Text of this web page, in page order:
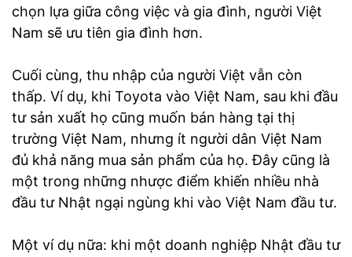
chọn lựa giữa công việc và gia đình, người Việt
Nam sẽ ưu tiên gia đình hơn.
Cuối cùng, thu nhập của người Việt vẫn còn
thấp. Ví dụ, khi Toyota vào Việt Nam, sau khi đầu
tư sản xuất họ cũng muốn bán hàng tại thị
trường Việt Nam, nhưng ít người dân Việt Nam
đủ khả năng mua sản phẩm của họ. Đây cũng là
một trong những nhược điểm khiến nhiều nhà
đầu tư Nhật ngại ngùng khi vào Việt Nam đầu tư.
Một ví dụ nữa: khi một doanh nghiệp Nhật đầu tư